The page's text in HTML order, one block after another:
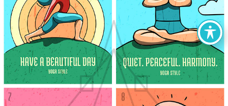
הצהרת נגישות אתרים מומלצים מפת אתר
צור קשר
קישורים של גרייס דיזיין
כל הזכויות שמורות © גרייס דיזיין - מיתוג, עיצוב לדיגיטל ולפרינט, קורס
גרפיקה